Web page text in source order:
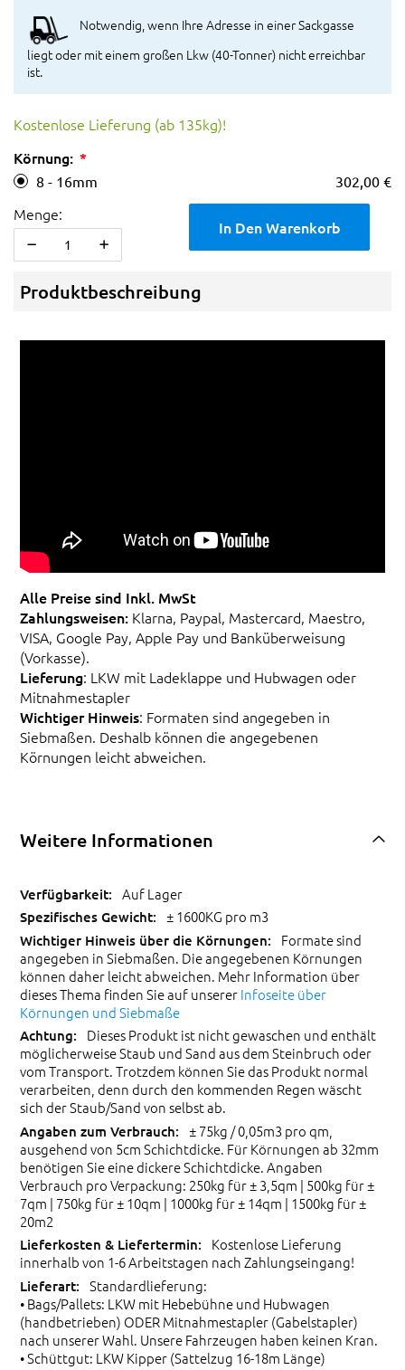
Notwendig, wenn Ihre Adresse in einer Sackgasse
liegt oder mit einem großen Lkw (40-Tonner) nicht erreichbar
ist.
Kostenlose Lieferung (ab 135kg)!
Körnung:
8 - 16mm 302,00 €
Menge:
In Den Warenkorb
Produktbeschreibung
Alle Preise sind Inkl. MwSt
Zahlungsweisen: Klarna, Paypal, Mastercard, Maestro,
VISA, Google Pay, Apple Pay und Banküberweisung
(Vorkasse).
Lieferung: LKW mit Ladeklappe und Hubwagen oder
Mitnahmestapler
Wichtiger Hinweis: Formaten sind angegeben in
Siebmaßen. Deshalb können die angegebenen
Körnungen leicht abweichen.
Weitere Informationen
Auf Lager
± 1600KG pro m3
Formate sind
angegeben in Siebmaßen. Die angegebenen Körnungen
können daher leicht abweichen. Mehr Information über
dieses Thema finden Sie auf unsererInfoseite über
Körnungen und Siebmaße
Dieses Produkt ist nicht gewaschen und enthält
möglicherweise Staub und Sand aus dem Steinbruch oder
vom Transport. Trotzdem können Sie das Produkt normal
verarbeiten, denn durch den kommenden Regen wäscht
sich der Staub/Sand von selbst ab.
± 75kg / 0,05m3 pro qm,
ausgehend von 5cm Schichtdicke. Für Körnungen ab 32mm
benötigen Sie eine dickere Schichtdicke. Angaben
Verbrauch pro Verpackung: 250kg für ± 3,5qm | 500kg für ±
7qm | 750kg für ± 10qm | 1000kg für ± 14qm | 1500kg für ±
20m2
Kostenlose Lieferung
innerhalb von 1-6 Arbeitstagen nach Zahlungseingang!
Standardlieferung:
• Bags/Pallets: LKW mit Hebebühne und Hubwagen
(handbetrieben) ODER Mitnahmestapler (Gabelstapler)
nach unserer Wahl. Unsere Fahrzeugen haben keinen Kran.
• Schüttgut: LKW Kipper (Sattelzug 16-18m Länge)